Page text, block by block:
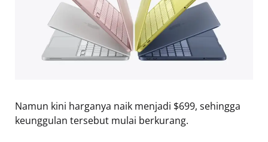
Namun kini harganya naik menjadi $699, sehingga
keunggulan tersebut mulai berkurang.